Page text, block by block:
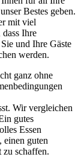
Bestes geben.
mit viel
Ihre
und Ihre Gäste
werden.
ganz ohne
Wir vergleichen
gutes
Essen
einen guten
zu schaffen.